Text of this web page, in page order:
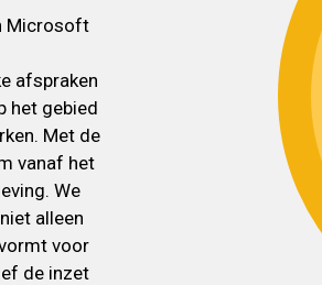
Microsoft
afspraken
het gebied
Met de
vanaf het
We
alleen
voor
de inzet